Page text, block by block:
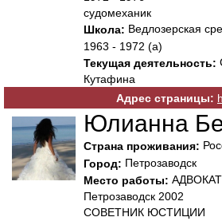
судомеханик
Школа: Ведлозерская
1963 - 1972 (а)
Текущая деятельность:
Кутафина
Адрес страницы:
Юлианна
Страна проживания:
Город: Петрозаводск
Место работы: АДВОКАТ
Петрозаводск 2002
СОВЕТНИК ЮСТИЦИИ